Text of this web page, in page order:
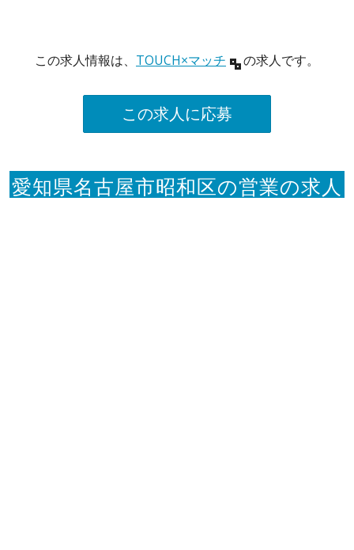
この求人情報は、 TOUCH×マッチ の求人です。
この求人に応募
愛知県名古屋市昭和区の営業の求人